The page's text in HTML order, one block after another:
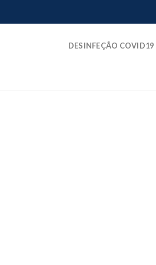
DESINFEÇÃO COVID19